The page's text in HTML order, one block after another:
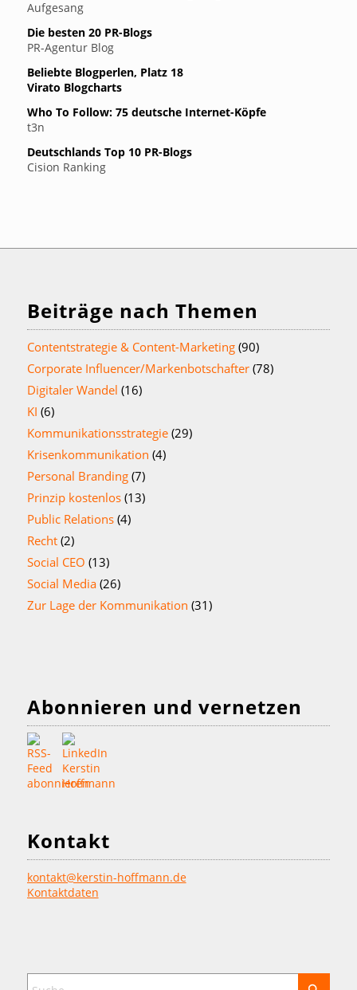
Aufgesang
Die besten 20 PR-Blogs
PR-Agentur Blog
Beliebte Blogperlen, Platz 18
Virato Blogcharts
Who To Follow: 75 deutsche Internet-Köpfe
t3n
Deutschlands Top 10 PR-Blogs
Cision Ranking
Beiträge nach Themen
Contentstrategie & Content-Marketing(90)
Corporate Influencer/Markenbotschafter(78)
Digitaler Wandel (16)
KI (6)
Kommunikationsstrategie(29)
Krisenkommunikation (4)
Personal Branding(7)
Prinzip kostenlos(13)
Public Relations(4)
Recht(2)
Social CEO (13)
Social Media(26)
Zur Lage der Kommunikation (31)
Abonnieren und vernetzen
Kontakt
kontakt@kerstin-hoffmann.de
Kontaktdaten